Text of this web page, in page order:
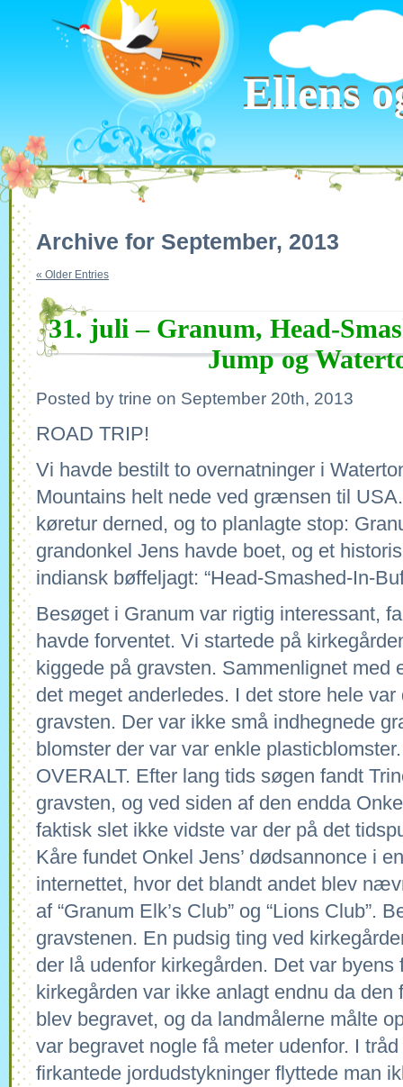
Ellens
Ellens
Archive for September, 2013
« Older Entries
31. juli – Granum, Head-
Jump og
Posted by trine on September 20th, 2013
ROAD TRIP!
Vi havde bestilt to overnatninger i
Mountains helt nede ved grænsen til
køretur derned, og to planlagte stop:
grandonkel Jens havde boet, og et
indiansk bøffeljagt: “Head-Smashed-In-
Besøget i Granum var rigtig interessant,
havde forventet. Vi startede på
kiggede på gravsten. Sammenlignet med
det meget anderledes. I det store hele
gravsten. Der var ikke små indhegnede
blomster der var var enkle
OVERALT. Efter lang tids søgen fandt
gravsten, og ved siden af den endda
faktisk slet ikke vidste var der på det
Kåre fundet Onkel Jens’ dødsannonce i
internettet, hvor det blandt andet blev
af “Granum Elk’s Club” og “Lions Club”.
gravstenen. En pudsig ting ved
der lå udenfor kirkegården. Det var byens
kirkegården var ikke anlagt endnu da
blev begravet, og da landmålerne målte
var begravet nogle få meter udenfor. I
firkantede jordudstykninger flyttede man